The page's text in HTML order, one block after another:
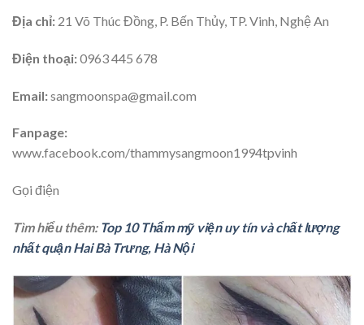
Địa chỉ: 21 Võ Thúc Đồng, P. Bến Thủy, TP. Vinh, Nghệ An
Điện thoại:0963 445 678
Email:sangmoonspa@gmail.com
Fanpage:
www.facebook.com/thammysangmoon1994tpvinh
Gọi điện
Tìm hiểu thêm: Top 10 Thẩm mỹ viện uy tín và chất lượng
nhất quận Hai Bà Trưng, Hà Nội